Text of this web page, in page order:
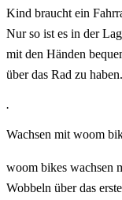
Kind braucht ein
Nur so ist es in der
mit den Händen
über das Rad zu haben.
.
Wachsen mit woom
woom bikes wachsen
Wobbeln über das